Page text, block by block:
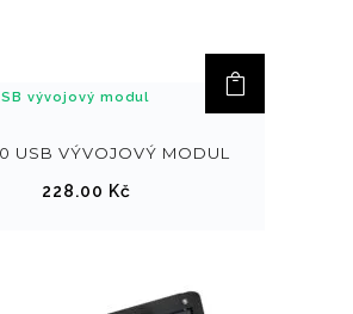
USB VÝVOJOVÝ MODUL
228.00 Kč